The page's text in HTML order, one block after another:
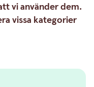
vi använder dem.
vissa kategorier